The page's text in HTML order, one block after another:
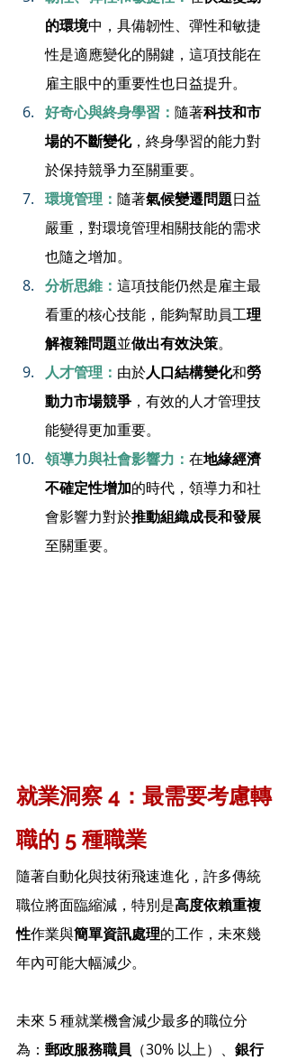
的環境中，具備韌性、彈性和敏捷
性是適應變化的關鍵，這項技能在
雇主眼中的重要性也日益提升。
好奇心與終身學習： 隨著科技和市
場的不斷變化，終身學習的能力對
於保持競爭力至關重要。
環境管理： 隨著氣候變遷問題日益
嚴重，對環境管理相關技能的需求
也隨之增加。
分析思維： 這項技能仍然是雇主最
看重的核心技能，能夠幫助員工理
解複雜問題並做出有效決策。
人才管理： 由於人口結構變化和勞
動力市場競爭 ，有效的人才管理技
能變得更加重要。
領導力與社會影響力： 在地緣經濟
不確定性增加的時代，領導力和社
會影響力對於推動組織成長和發展
至關重要。
就業洞察 4：最需要考慮轉
職的 5 種職業
隨著自動化與技術飛速進化，許多傳統
職位將面臨縮減，特別是高度依賴重複
性作業與簡單資訊處理的工作，未來幾
年內可能大幅減少。
未來 5 種就業機會減少最多的職位分
為： 郵政服務職員 （30% 以上）、 銀行